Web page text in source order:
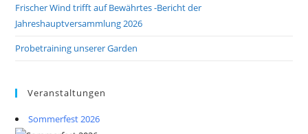
Frischer Wind trifft auf Bewährtes -Bericht der
Jahreshauptversammlung 2026
Probetraining unserer Garden
Veranstaltungen
Sommerfest 2026